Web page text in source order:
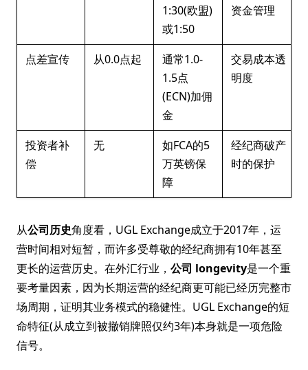
1:30(欧盟)
或1:50
资金管理
点差宣传 从0.0点起
通常1.0-
1.5点
(ECN)加佣
金
交易成本透
明度
投资者补
偿
无
如FCA的5
万英镑保
障
经纪商破产
时的保护
从公司历史角度看，UGL Exchange成立于2017年，运
营时间相对短暂，而许多受尊敬的经纪商拥有10年甚至
更长的运营历史。在外汇行业， 公司 longevity是一个重
要考量因素，因为长期运营的经纪商更可能已经历完整市
场周期，证明其业务模式的稳健性。UGL Exchange的短
命特征(从成立到被撤销牌照仅约3年)本身就是一项危险
信号。